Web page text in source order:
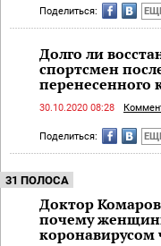
Поделиться:
Долго ли
спортсмен
перенесенного
30.10.2020 08:28
Поделиться:
31 ПОЛОСА
Доктор
почему